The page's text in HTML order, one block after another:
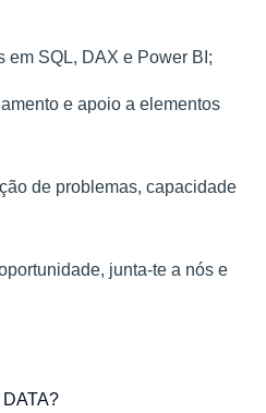
em SQL, DAX e Power BI;
e apoio a elementos
de problemas, capacidade
junta-te a nós e